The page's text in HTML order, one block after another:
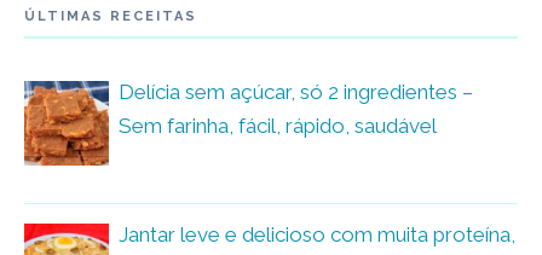
ÚLTIMAS RECEITAS
Delícia sem açúcar, só 2 ingredientes –
Sem farinha, fácil, rápido, saudável
Jantar leve e delicioso com muita proteína,